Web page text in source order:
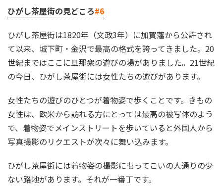
ひがし茶屋街の見どころ#6
ひがし茶屋街は1820年（文政3年）に加賀藩から公許され
て以来、城下町・金沢で最高の格式を誇ってきました。20
世紀まではここに旦那衆の遊びの場がありました。21世紀
の今日、ひがし茶屋街には女性たちの遊びがあります。
女性たちの遊びのひとつが着物姿で歩くことです。きもの
女性は、欧米から訪れる方にとっては最高の被写体のよう
で、着物姿でメインストリートを歩いていると外国人から
写真撮影のリクエストが次々に舞い込みます。
ひがし茶屋街には着物姿の撮影にもってこいの人通りの少
ない路地があります。それが一番丁です。